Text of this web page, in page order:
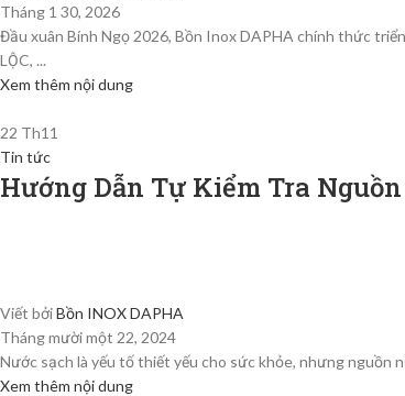
Tháng 1 30, 2026
Đầu xuân Bính Ngọ 2026, Bồn Inox DAPHA chính thức
LỘC, ...
Xem thêm nội dung
22 Th11
Tin tức
Hướng Dẫn Tự Kiểm Tra
Viết bởiBồn INOX DAPHA
Tháng mười một 22, 2024
Nước sạch là yếu tố thiết yếu cho sức khỏe, nhưng nguồn
Xem thêm nội dung